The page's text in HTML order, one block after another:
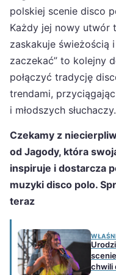
polskiej scenie disco
Każdy jej nowy utwór
zaskakuje świeżością
zaczekać” to kolejny
połączyć tradycję
trendami,
i młodszych słuchaczy.
Czekamy z
od Jagody, która
inspiruje i dostarcza
muzyki disco polo.
teraz
chwili